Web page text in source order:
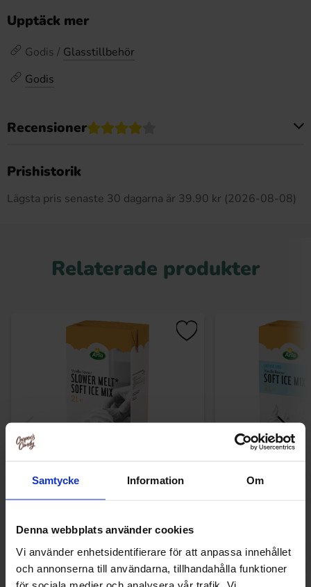
Samtycke Information Om
Denna webbplats använder cookies
Vi använder enhetsidentifierare för att anpassa innehållet
och annonserna till användarna, tillhandahålla funktioner
för sociala medier och analysera vår trafik. Vi
Upptäck mer
Godis / Glasstillbehör
Godis
Recensioner
Prishistorik
Lägsta pris senaste 30 dagarna är 39.90 kr (2026-08-08)
Relaterade produkter
149.91 kr
Köp Köp